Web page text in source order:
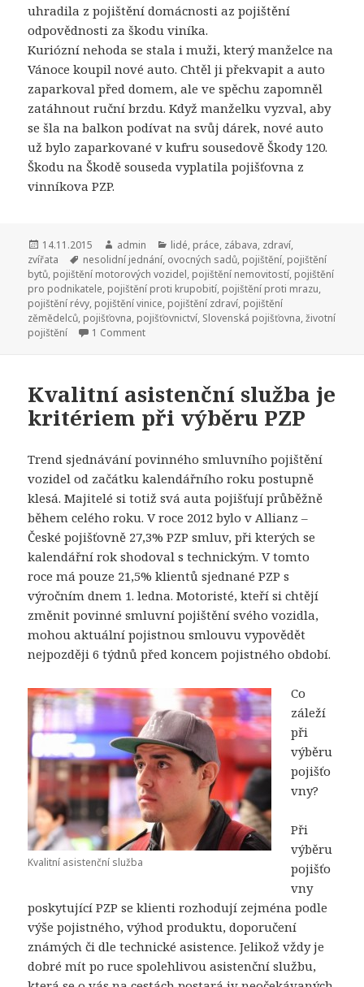
uhradila z pojištění domácnosti az pojištění
odpovědnosti za škodu viníka.
Kuriózní nehoda se stala i muži, který manželce na
Vánoce koupil nové auto. Chtěl ji překvapit a auto
zaparkoval před domem, ale ve spěchu zapomněl
zatáhnout ruční brzdu. Když manželku vyzval, aby
se šla na balkon podívat na svůj dárek, nové auto
už bylo zaparkované v kufru sousedově Škody 120.
Škodu na Škodě souseda vyplatila pojišťovna z
vinníkova PZP.
Publikováno:
14.11.2015 Autor:
admin Rubriky:
lidé, práce, zábava, zdraví,
zvířata
Štítky:
nesolidní jednání, ovocných sadů, pojištění, pojištění
bytů, pojištění motorových vozidel, pojištění nemovitostí, pojištění
pro podnikatele, pojištění proti krupobití, pojištění proti mrazu,
pojištění révy, pojištění vinice, pojištění zdraví, pojištění
zěmědelců, pojišťovna, pojišťovnictví, Slovenská pojišťovna,životní
pojištění
1 Comment
Kvalitní asistenční služba je
kritériem při výběru PZP
Trend sjednávání povinného smluvního pojištění
vozidel od začátku kalendářního roku postupně
klesá. Majitelé si totiž svá auta pojišťují průběžně
během celého roku. V roce 2012 bylo v Allianz –
České pojišťovně 27,3% PZP smluv, při kterých se
kalendářní rok shodoval s technickým. V tomto
roce má pouze 21,5% klientů sjednané PZP s
výročním dnem 1. ledna. Motoristé, kteří si chtějí
změnit povinné smluvní pojištění svého vozidla,
mohou aktuální pojistnou smlouvu vypovědět
nejpozději 6 týdnů před koncem pojistného období.
Kvalitní asistenční služba
Co
záleží
při
výběru
pojišťo
vny?
Při
výběru
pojišťo
vny
poskytující PZP se klienti rozhodují zejména podle
výše pojistného, ​​výhod produktu, doporučení
známých či dle technické asistence. Jelikož vždy je
dobré mít po ruce spolehlivou asistenční službu,